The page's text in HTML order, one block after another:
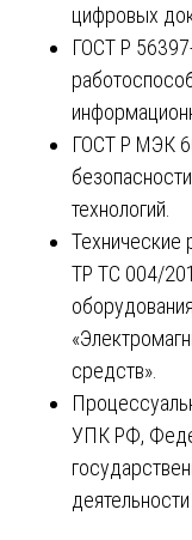
цифровых
ГОСТ Р
ГОСТ Р МЭК
технологий.
ТР ТС 004/
средств».
УПК РФ,